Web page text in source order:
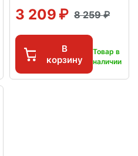
3 209 8 259
В
корзину
Товар в
наличии